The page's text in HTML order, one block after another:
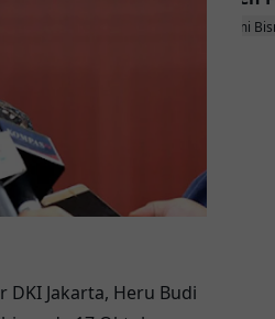
DKI Jakarta, Heru Budi
Ekonomi